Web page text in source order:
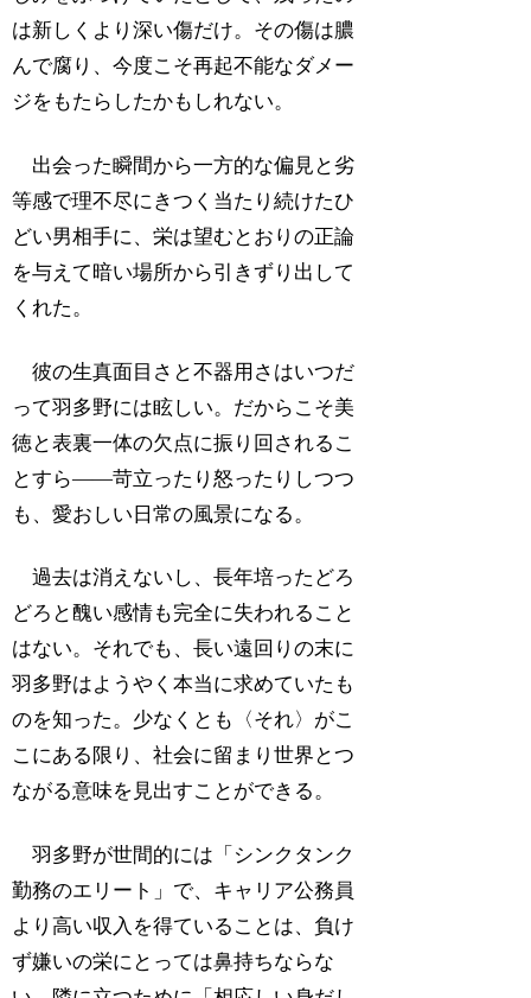
は新しくより深い傷だけ。その傷は膿
んで腐り、今度こそ再起不能なダメー
ジをもたらしたかもしれない。
出会った瞬間から一方的な偏見と劣
等感で理不尽にきつく当たり続けたひ
どい男相手に、栄は望むとおりの正論
を与えて暗い場所から引きずり出して
くれた。
彼の生真面目さと不器用さはいつだ
って羽多野には眩しい。だからこそ美
徳と表裏一体の欠点に振り回されるこ
とすら――苛立ったり怒ったりしつつ
も、愛おしい日常の風景になる。
過去は消えないし、長年培ったどろ
どろと醜い感情も完全に失われること
はない。それでも、長い遠回りの末に
羽多野はようやく本当に求めていたも
のを知った。少なくとも〈それ〉がこ
こにある限り、社会に留まり世界とつ
ながる意味を見出すことができる。
羽多野が世間的には「シンクタンク
勤務のエリート」で、キャリア公務員
より高い収入を得ていることは、負け
ず嫌いの栄にとっては鼻持ちならな